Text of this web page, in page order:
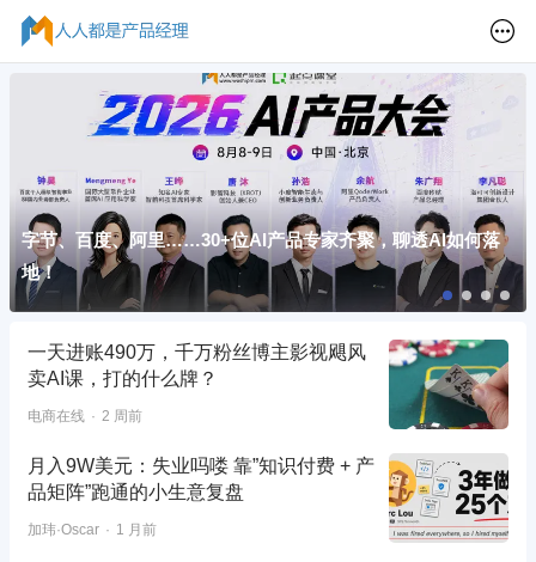
字节、百度、阿里……30+位AI产品专家齐聚，聊透AI如何落
地！
一天进账490万，千万粉丝博主影视飓风
卖AI课，打的什么牌？
电商在线 2 周前
月入9W美元：失业吗喽 靠”知识付费 + 产
品矩阵”跑通的小生意复盘
加玮·Oscar 1 月前